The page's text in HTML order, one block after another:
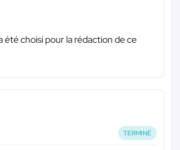
choisi pour la rédaction de ce
TERMINÉ